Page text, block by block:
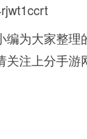
编为大家整
关注上分手游